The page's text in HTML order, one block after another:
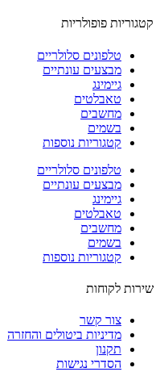
פופולריות
טלפונים סלולריים
מבצעים עונתיים
גיימינג
טאבלטים
מחשבים
בשמים
קטגוריות נוספות
טלפונים סלולריים
מבצעים עונתיים
גיימינג
טאבלטים
מחשבים
בשמים
קטגוריות נוספות
לקוחות
צור קשר
מדיניות ביטולים והחזרה
תקנון
הסדרי נגישות